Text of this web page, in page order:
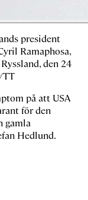
president
Ramaphosa,
den 24
TT
på att USA
för den
gamla
Hedlund.